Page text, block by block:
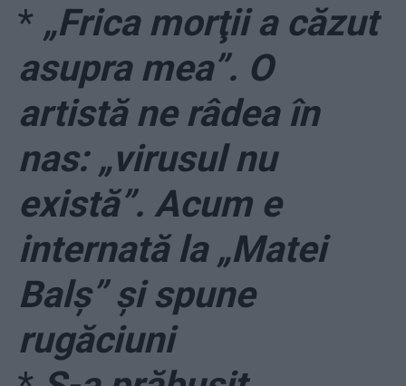
* „Frica morţii a căzut
asupra mea”. O
artistă ne râdea în
nas: „virusul nu
există”. Acum e
internată la „Matei
Balș” și spune
rugăciuni